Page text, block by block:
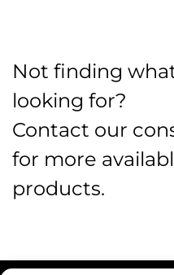
Not finding
looking for?
Contact our
for more
products.